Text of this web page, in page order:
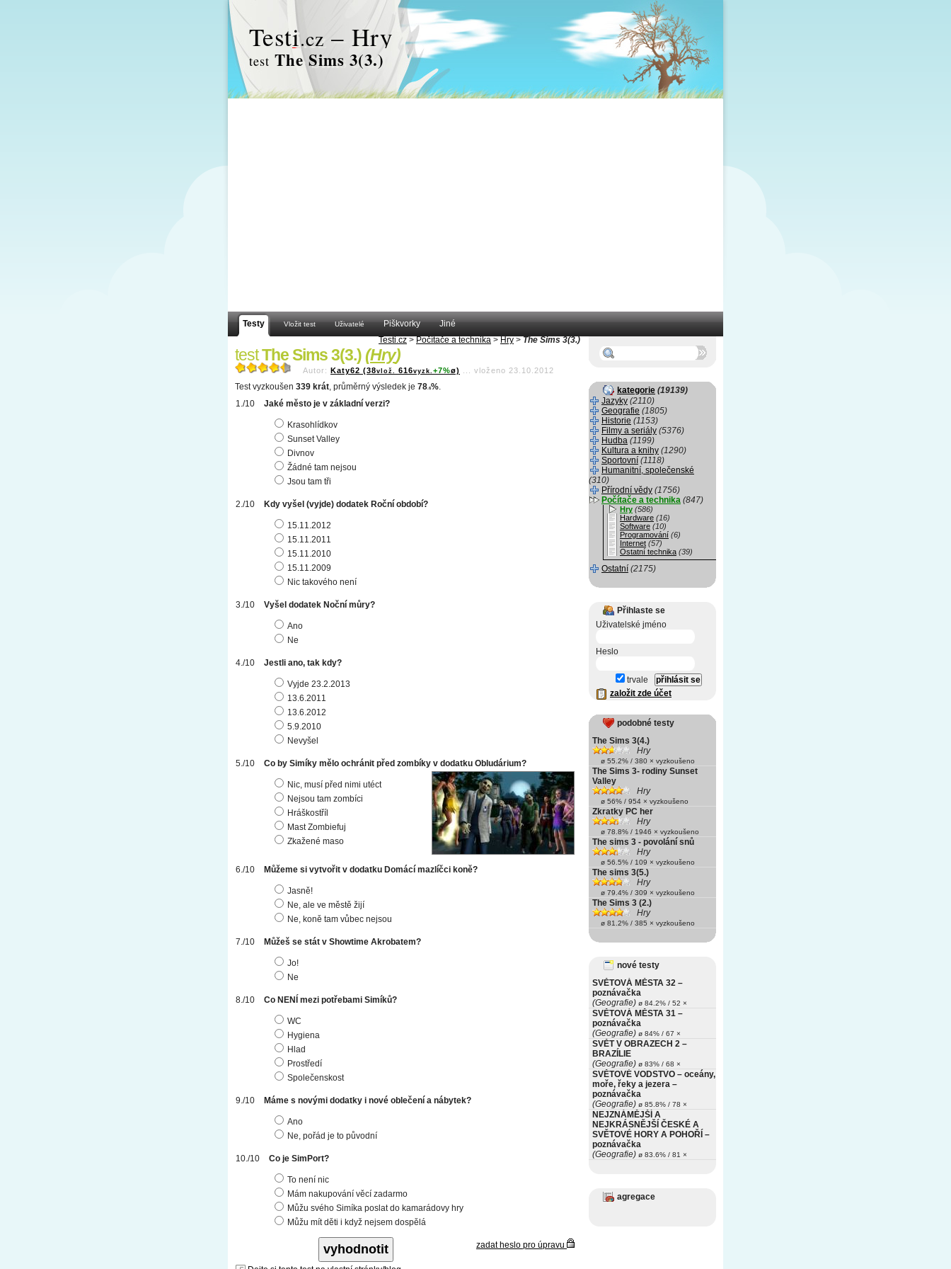
Testi.cz – Hry
test The Sims 3(3.)
Testy Vložit test Uživatelé Piškvorky
Jiné
Testi.cz > Počítače a technika > Hry > The Sims 3(3.)
testThe Sims 3(3.)(Hry)
Autor: Katy62 (38vlož. 616vyzk. +7%ø) vloženo 23.10.2012
Test vyzkoušen 339 krát, průměrný výsledek je 78 .6%.
Jaké město je v základní verzi?
Krasohlídkov
Sunset Valley
Divnov
Žádné tam nejsou
Jsou tam tři
Kdy vyšel (vyjde) dodatek Roční období?
15.11.2012
15.11.2011
15.11.2010
15.11.2009
Nic takového není
Vyšel dodatek Noční můry?
Ano
Ne
Jestli ano, tak kdy?
Vyjde 23.2.2013
13.6.2011
13.6.2012
5.9.2010
Nevyšel
Co by Simíky mělo ochránit před zombíky v dodatku Obludárium?
Nic, musí před nimi utéct
Nejsou tam zombíci
Hráškostříl
Mast Zombiefuj
Zkažené maso
Můžeme si vytvořit v dodatku Domácí mazlíčci koně?
Jasně!
Ne, ale ve městě žijí
Ne, koně tam vůbec nejsou
Můžeš se stát v Showtime Akrobatem?
Jo!
Ne
Co NENÍ mezi potřebami Simíků?
WC
Hygiena
Hlad
Prostředí
Společenskost
Máme s novými dodatky i nové oblečení a nábytek?
Ano
Ne, pořád je to původní
Co je SimPort?
To není nic
Mám nakupování věcí zadarmo
Můžu svého Simíka poslat do kamarádovy hry
Můžu mít děti i když nejsem dospělá
zadat heslo pro úpravu
kategorie (19139)
Jazyky (2110)
Geografie (1805)
Historie (1153)
Filmy a seriály (5376)
Hudba (1199)
Kultura a knihy (1290)
Sportovní (1118)
Humanitní, společenské
(310)
Přírodní vědy (1756)
Počítače a technika (847)
Hry (586)
Hardware (16)
Software (10)
Programování (6)
Internet (57)
Ostatní technika (39)
Ostatní (2175)
Přihlaste se
Uživatelské jméno
Heslo
trvale
založit zde účet
podobné testy
The Sims 3(4.)
Hry
ø 55.2% / 380 × vyzkoušeno
The Sims 3- rodiny Sunset
Valley
Hry
ø 56% / 954 × vyzkoušeno
Zkratky PC her
Hry
ø 78.8% / 1946 × vyzkoušeno
The sims 3 - povolání snů
Hry
ø 56.5% / 109 × vyzkoušeno
The sims 3(5.)
Hry
ø 79.4% / 309 × vyzkoušeno
The Sims 3 (2.)
Hry
ø 81.2% / 385 × vyzkoušeno
nové testy
SVĚTOVÁ MĚSTA 32 –
poznávačka
(Geografie) ø 84.2% / 52 ×
SVĚTOVÁ MĚSTA 31 –
poznávačka
(Geografie) ø 84% / 67 ×
SVĚT V OBRAZECH 2 –
BRAZÍLIE
(Geografie) ø 83% / 68 ×
SVĚTOVÉ VODSTVO – oceány,
moře, řeky a jezera –
poznávačka
(Geografie) ø 85.8% / 78 ×
NEJZNÁMĚJŠÍ A
NEJKRÁSNĚJŠÍ ČESKÉ A
SVĚTOVÉ HORY A POHOŘÍ –
poznávačka
(Geografie) ø 83.6% / 81 ×
agregace